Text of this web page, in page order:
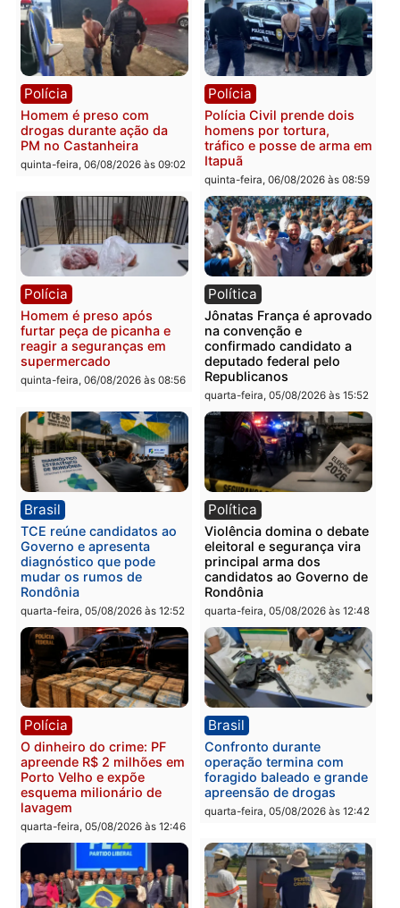
prendem trio na zona
Leste
quinta-feira, 06/08/2026 às 09:28
é investigado pela
em RO
quinta-feira, 06/08/2026 às
Homem é esfaqueado no
tórax durante briga com
vizinho no bairro Ulysses
Guimarães
quinta-feira, 06/08/2026 às 09:24
Polícia
Três suspeitos ligados a
facção criminosa são
presos por receptação e
adulteração de veículos
em Porto Velho
quinta-feira, 06/08/2026 às
Polícia
Homem é preso com
drogas durante ação da
PM no Castanheira
quinta-feira, 06/08/2026 às 09:02
Polícia
Polícia Civil prende dois
homens por tortura,
tráfico e posse de arma
Itapuã
quinta-feira, 06/08/2026 às
Polícia
Homem é preso após
furtar peça de picanha e
reagir a seguranças em
supermercado
quinta-feira, 06/08/2026 às 08:56
Política
Jônatas França é
na convenção e
confirmado candidato a
deputado federal pelo
Republicanos
quarta-feira, 05/08/2026 às
Brasil
TCE reúne candidatos ao
Política
Violência domina o